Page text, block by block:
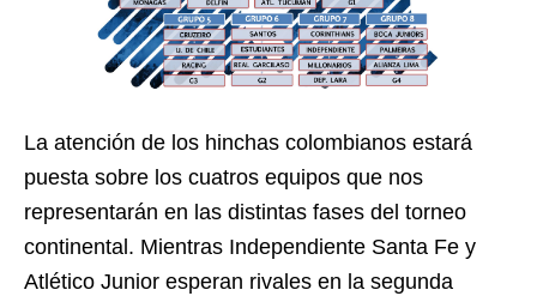
La atención de los hinchas colombianos estará
puesta sobre los cuatros equipos que nos
representarán en las distintas fases del torneo
continental. Mientras Independiente Santa Fe y
Atlético Junior esperan rivales en la segunda